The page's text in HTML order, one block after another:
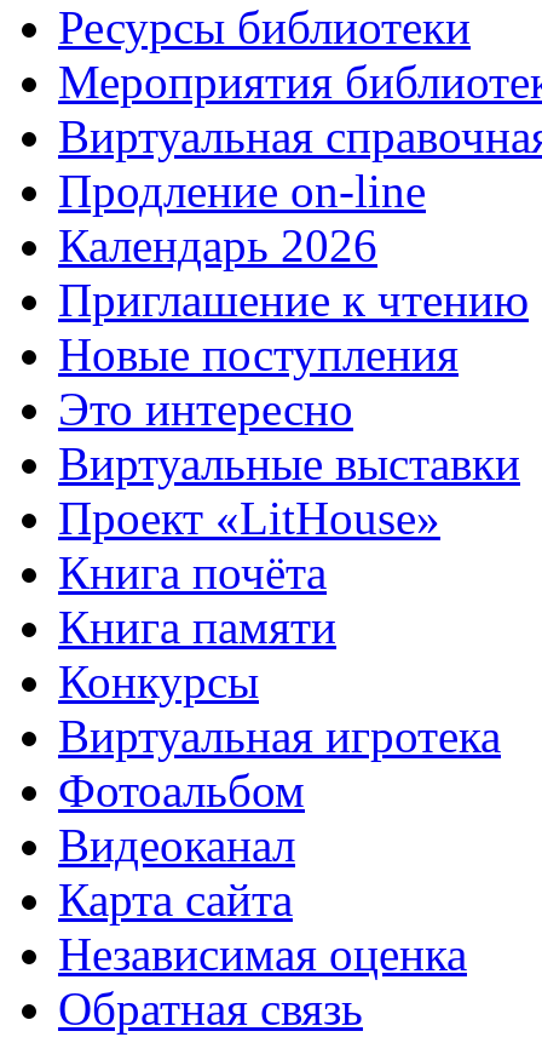
Ресурсы библиотеки
Мероприятия
Виртуальная
Продление on-line
Календарь 2026
Приглашение к чтению
Новые поступления
Это интересно
Виртуальные выставки
Проект «LitHouse»
Книга почёта
Книга памяти
Конкурсы
Виртуальная игротека
Фотоальбом
Видеоканал
Карта сайта
Независимая оценка
Обратная связь